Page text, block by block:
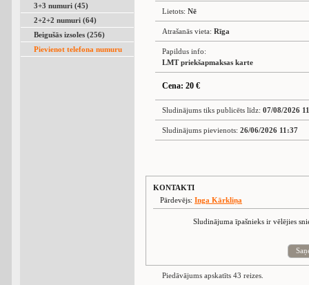
3+3 numuri (45)
2+2+2 numuri (64)
Beigušās izsoles (256)
Pievienot telefona numuru
Lietots: Nē
Atrašanās vieta: Rīga
Papildus info:
LMT priekšapmaksas karte
Cena: 20 €
Sludinājums tiks publicēts līdz: 07/08/2026
Sludinājums pievienots: 26/06/2026 11:37
KONTAKTI
Pārdevējs: Inga Kārkliņa
Sludinājuma īpašnieks ir vēlējies
Piedāvājums apskatīts 43 reizes.